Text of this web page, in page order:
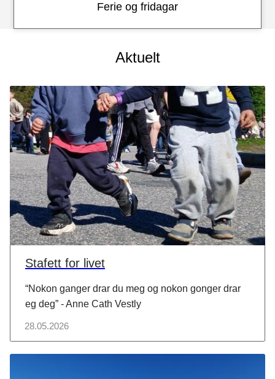
Ferie og fridagar
Aktuelt
28.05.2026
Stafett for livet
“Nokon ganger drar du meg og nokon gonger drar
eg deg” - Anne Cath Vestly